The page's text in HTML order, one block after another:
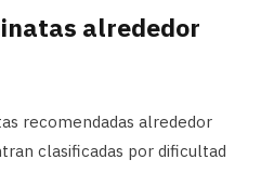
alrededor
recomendadas alrededor
clasificadas por dificultad